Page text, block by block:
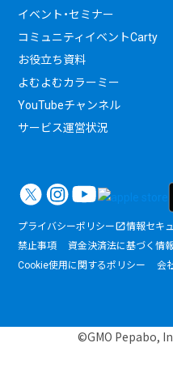
イベント・セミナー
コミュニティイベントCarty
お役立ち資料
よむよむカラーミー
YouTubeチャンネル
サービス運営状況
プライバシーポリシー 情報セキ
禁止事項
資金決済法に基づく情
Cookie使用に関するポリシー
会
©GMO Pepabo,